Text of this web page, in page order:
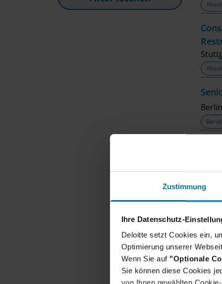
Zustimmung
Ihre Datenschutz-
Deloitte setzt Cookies ein,
Optimierung unserer
Wenn Sie auf "Optionale
Sie können diese Cookies